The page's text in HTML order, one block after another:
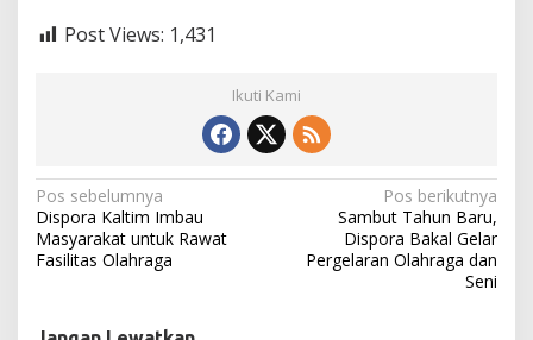
Post Views: 1,431
Ikuti Kami
N
a
v
Pos sebelumnya
Dispora Kaltim Imbau
Masyarakat untuk Rawat
Fasilitas Olahraga
Pos berikutnya
Sambut Tahun Baru,
Dispora Bakal Gelar
Pergelaran Olahraga dan
Seni